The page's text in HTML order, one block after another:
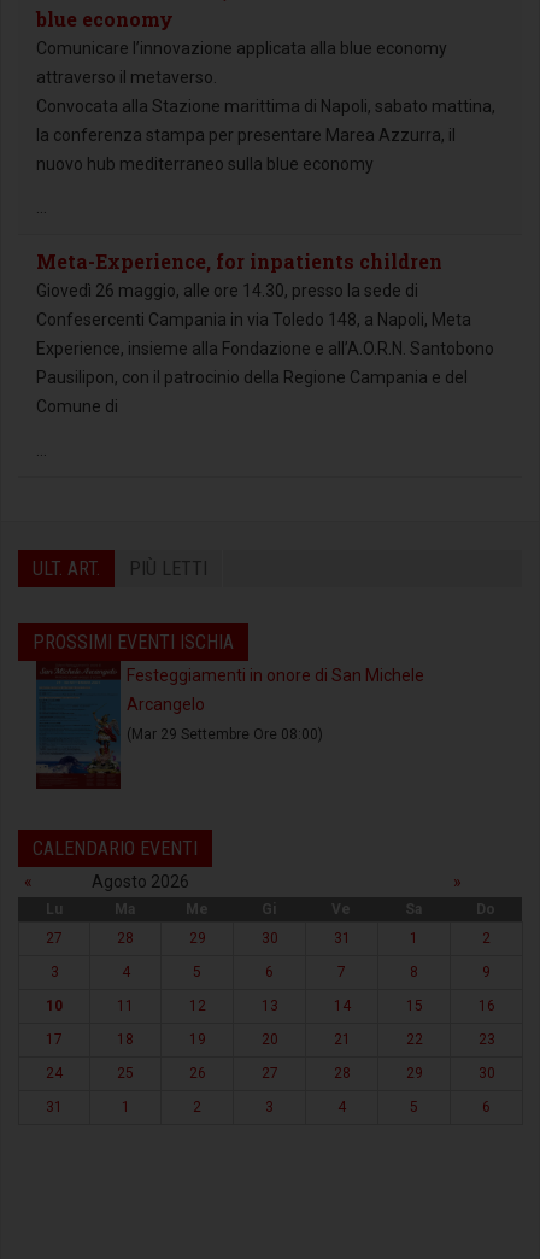
blue economy
Comunicare l’innovazione applicata alla blue economy
attraverso il metaverso.
Convocata alla Stazione marittima di Napoli, sabato mattina,
la conferenza stampa per presentare Marea Azzurra, il
nuovo hub mediterraneo sulla blue economy
Meta-Experience, for inpatients children
Giovedì 26 maggio, alle ore 14.30, presso la sede di
Confesercenti Campania in via Toledo 148, a Napoli, Meta
Experience, insieme alla Fondazione e all’A.O.R.N. Santobono
Pausilipon, con il patrocinio della Regione Campania e del
Comune di
ULT. ART. PIÙ LETTI
PROSSIMI EVENTI ISCHIA
Festeggiamenti in onore di San Michele
Arcangelo
(Mar 29 Settembre Ore 08:00)
CALENDARIO EVENTI
« Agosto 2026 »
Lu Ma Me Gi Ve Sa
Do
27
28 29 30 31 1
2
3
4 5 6 7 8
9
10
11 12 13 14 15
16
17
18 19 20 21 22
23
24
25 26 27 28 29
30
31
1 2 3 4 5 6